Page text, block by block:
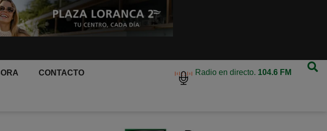
CONTACTO Radio en directo. 104.6 FM